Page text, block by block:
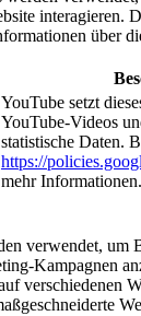
interagieren.
über
YouTube setzt
YouTube-Videos
statistische Daten.
https://
mehr Informationen.
verwendet, um
Kampagnen
verschiedenen